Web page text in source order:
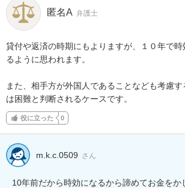
匿名A 弁護士
貸付や返済の時期にもよりますが、１０年で
るように思われます。
また、相手方が外国人であることなども考慮
は困難と判断されるケースです。
役に立った 0
m.k.c.0509 さん
10年前だから時効になるから諦めてお金をか